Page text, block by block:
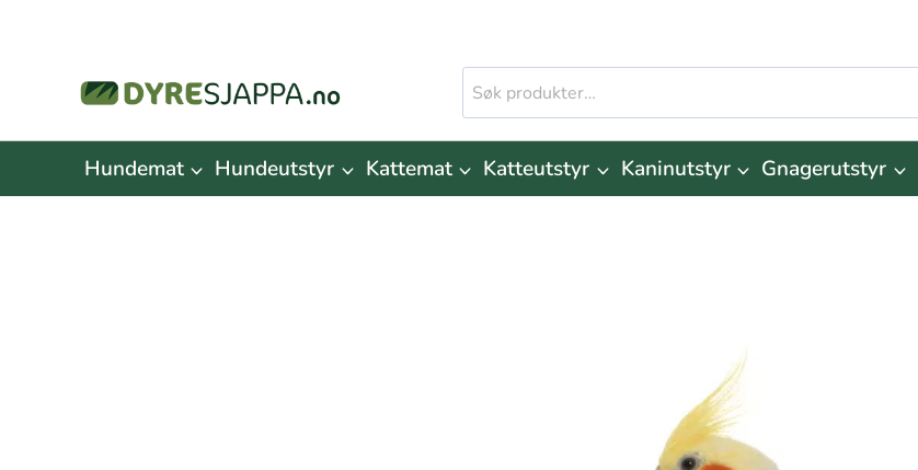
Søk
etter:
Hundemat Hundeutstyr Kattemat Katteutstyr Kaninutstyr Gnagerutstyr